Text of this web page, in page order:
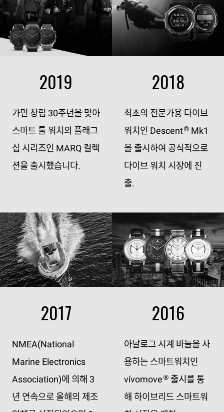
2019
가민 창립 30주년을 맞아
스마트 툴 워치의 플래그
십 시리즈인 MARQ 컬렉
션을 출시했습니다.
2018
최초의 전문가용 다이브
워치인 Descent® Mk1
을 출시하여 공식적으로
다이브 워치 시장에 진
출.
2017
NMEA(National
Marine Electronics
Association)에 의해 3
년 연속으로 올해의 제조
2016
아날로그 시계 바늘을 사
용하는 스마트워치인
vívomove ® 출시를 통
해 하이브리드 스마트워